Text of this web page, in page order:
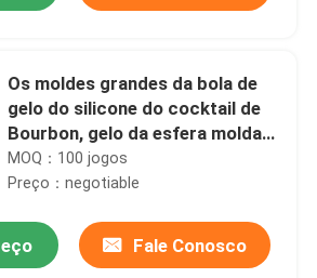
Os moldes grandes da bola de
gelo do silicone do cocktail de
Bourbon, gelo da esfera moldam
a cavidade 4
MOQ：100 jogos
Preço：negotiable
Fale Conosco